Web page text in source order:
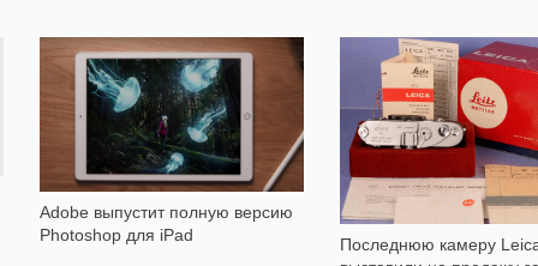
Adobe выпустит полную версию
Photoshop для iPad
555
Последнюю камеру
597